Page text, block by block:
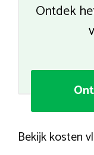
Ontdek
Bekijk kosten